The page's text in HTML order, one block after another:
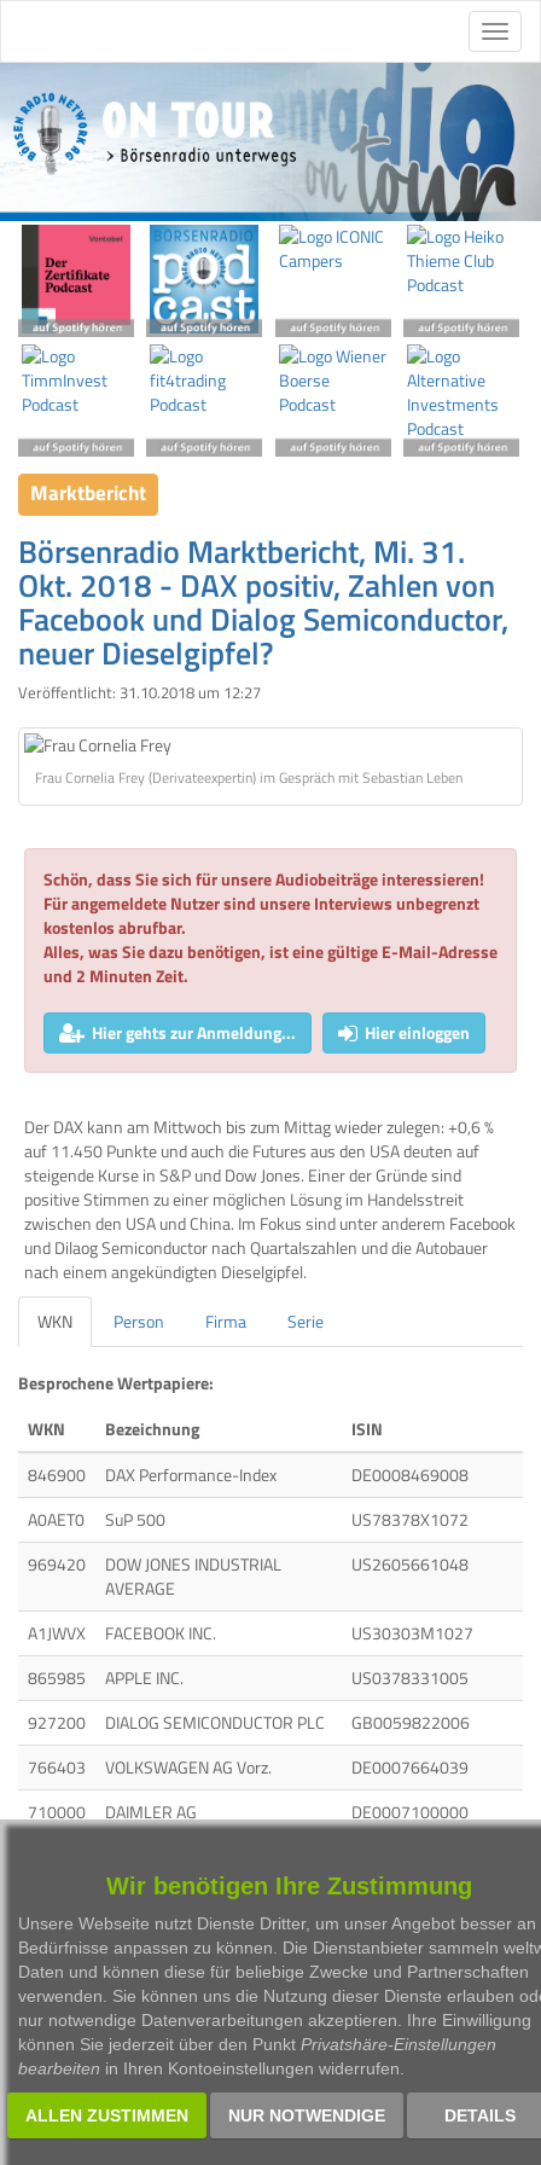
Marktbericht
Börsenradio Marktbericht, Mi. 31.
Okt. 2018 - DAX positiv, Zahlen von
Facebook und Dialog Semiconductor,
neuer Dieselgipfel?
Veröffentlicht: 31.10.2018 um 12:27
Frau Cornelia Frey (Derivateexpertin) im Gespräch mit Sebastian Leben
Schön, dass Sie sich für unsere Audiobeiträge interessieren!
Für angemeldete Nutzer sind unsere Interviews unbegrenzt
kostenlos abrufbar.
Alles, was Sie dazu benötigen, ist eine gültige E-Mail-Adresse
und 2 Minuten Zeit.
Hier gehts zur Anmeldung... Hier einloggen
Der DAX kann am Mittwoch bis zum Mittag wieder zulegen: +0,6 %
auf 11.450 Punkte und auch die Futures aus den USA deuten auf
steigende Kurse in S&P und Dow Jones. Einer der Gründe sind
positive Stimmen zu einer möglichen Lösung im Handelsstreit
zwischen den USA und China. Im Fokus sind unter anderem Facebook
und Dilaog Semiconductor nach Quartalszahlen und die Autobauer
nach einem angekündigten Dieselgipfel.
WKN
Person Firma Serie
Besprochene Wertpapiere:
WKN
Bezeichnung
ISIN
846900
DAX Performance-Index
DE0008469008
A0AET0
SuP 500
US78378X1072
969420
DOW JONES INDUSTRIAL
AVERAGE
US2605661048
A1JWVX FACEBOOK INC.
US30303M1027
865985
APPLE INC.
US0378331005
927200
DIALOG SEMICONDUCTOR PLC
GB0059822006
766403
VOLKSWAGEN AG Vorz.
DE0007664039
710000
DAIMLER AG
DE0007100000
WERKE AG
1999 - 2026 Börsen Radio Network AG
Wir benötigen Ihre Zustimmung
Unsere Webseite nutzt Dienste Dritter, um unser Angebot besser an
Bedürfnisse anpassen zu können. Die Dienstanbieter sammeln
Daten und können diese für beliebige Zwecke und Partnerschaften
verwenden. Sie können uns die Nutzung dieser Dienste erlauben
nur notwendige Datenverarbeitungen akzeptieren. Ihre Einwilligung
können Sie jederzeit über den Punkt Privatshäre-Einstellungen
bearbeiten in Ihren Kontoeinstellungen widerrufen.
ALLEN ZUSTIMMEN NUR NOTWENDIGE DETAILS